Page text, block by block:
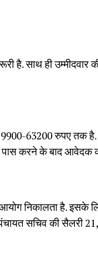
है. साथ ही
63200 रुपए तक है.
पास करने के बाद आवेदक
आयोग निकालता है.
सचिव की सैलरी